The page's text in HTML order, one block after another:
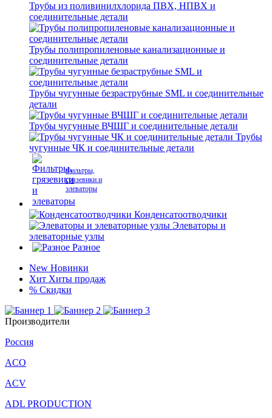
Трубы из поливинилхлорида ПВХ, НПВХ и
соединительные детали
Трубы полипропиленовые канализационные и
соединительные детали
Трубы чугунные безраструбные SML и соединительные
детали
Трубы чугунные ВЧШГ и соединительные детали
Трубы
чугунные ЧК и соединительные детали
Фильтры,
грязевики и
элеваторы
Конденсатоотводчики
Элеваторы и
элеваторные узлы
Разное
New Новинки
Хит Хиты продаж
% Скидки
Производители
Россия
ACO
ACV
ADL PRODUCTION